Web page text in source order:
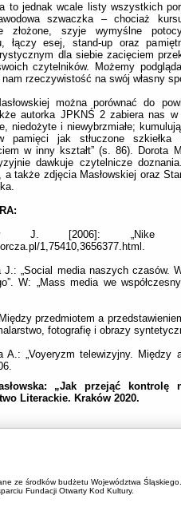
to jednak wcale listy wszystkich
szwaczka – chociaż
złożone, szyje wymyślne
łączy esej, stand-up oraz
dla siebie zacięciem
czytelników. Możemy
nam rzeczywistość na swój własny
można porównać do
autorka JPKNŚ 2 zabiera nas
niedożyte i niewybrzmiałe;
pamięci jak stłuczone
w inny kształt” (s. 86). Dorota
dawkuje czytelnicze
a także zdjęcia Masłowskiej oraz
J. [2006]: „Nike
1,75410,3656377.html.
J.: „Social media naszych czasów.
W: „Mass media we
przedmiotem a
fotografię i obrazy
A.: „Voyeryzm telewizyjny. Między
„Jak przejąć
Literackie. Kraków 2020.
ze środków budżetu Województwa Śląskiego.
Fundacji Otwarty Kod Kultury.